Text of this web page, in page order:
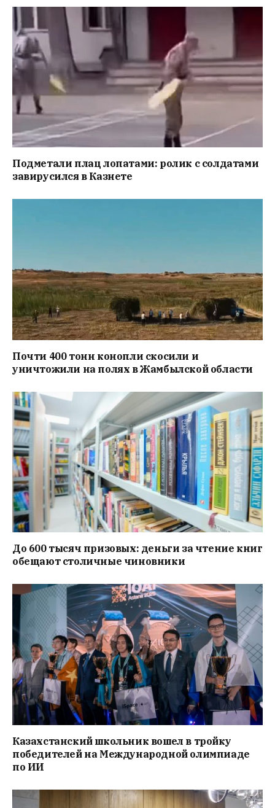
Подметали плац лопатами: ролик с солдатами
завирусился в Казнете
Почти 400 тонн конопли скосили и
уничтожили на полях в Жамбылской области
До 600 тысяч призовых: деньги за чтение книг
обещают столичные чиновники
Казахстанский школьник вошел в тройку
победителей на Международной олимпиаде
по ИИ